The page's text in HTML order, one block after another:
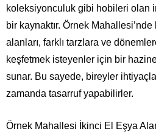
koleksiyonculuk gibi hobileri olan
bir kaynaktır. Örnek
alanları, farklı tarzlara ve
keşfetmek isteyenler için bir
sunar. Bu sayede, bireyler
zamanda tasarruf yapabilirler.
Örnek Mahallesi İkinci El Eşya